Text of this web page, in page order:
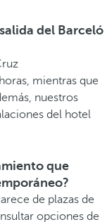
del Barceló
mientras que
nuestros
del hotel
que
de plazas de
opciones de